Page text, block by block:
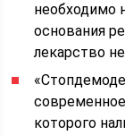
необходимо
основания
лекарство
которого